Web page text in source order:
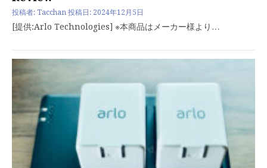
投稿者: Tacchan 投稿日: 2024年12月5日
[提供:Arlo Technologies] ※本商品はメーカー様より…